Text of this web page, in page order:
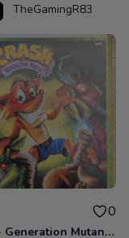
TheGamingR83
0
Crash - Generation Mutant Xbox 360